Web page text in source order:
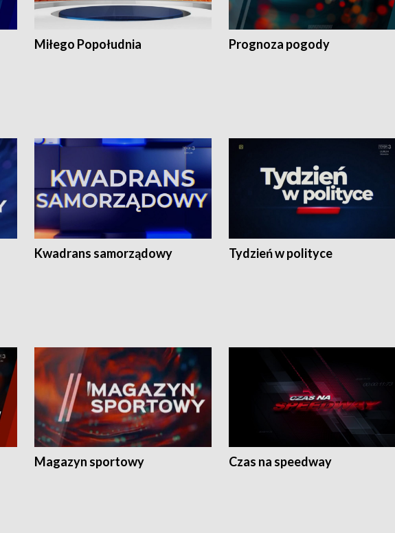
Miłego Popołudnia Prognoza pogody
Kwadrans samorządowy Tydzień w polityce
Magazyn sportowy Czas na speedway